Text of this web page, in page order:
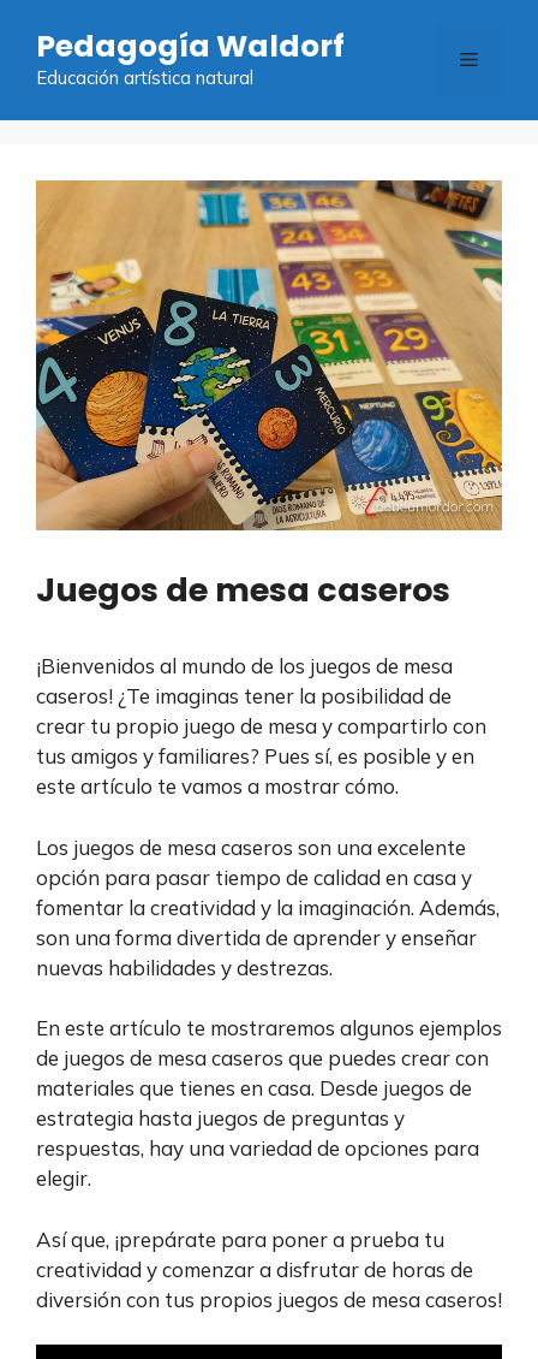
contenido
Pedagogía Waldorf
Educación artística natural
Menú
Juegos de mesa caseros
¡Bienvenidos al mundo de los juegos de mesa
caseros! ¿Te imaginas tener la posibilidad de
crear tu propio juego de mesa y compartirlo con
tus amigos y familiares? Pues sí, es posible y en
este artículo te vamos a mostrar cómo.
Los juegos de mesa caseros son una excelente
opción para pasar tiempo de calidad en casa y
fomentar la creatividad y la imaginación. Además,
son una forma divertida de aprender y enseñar
nuevas habilidades y destrezas.
En este artículo te mostraremos algunos ejemplos
de juegos de mesa caseros que puedes crear con
materiales que tienes en casa. Desde juegos de
estrategia hasta juegos de preguntas y
respuestas, hay una variedad de opciones para
elegir.
Así que, ¡prepárate para poner a prueba tu
creatividad y comenzar a disfrutar de horas de
diversión con tus propios juegos de mesa caseros!